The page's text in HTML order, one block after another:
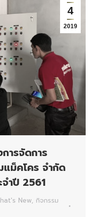
4
2019
ารจัดการ
ม็คโคร จำกัด
ำปี 2561
New, กิจกรรม